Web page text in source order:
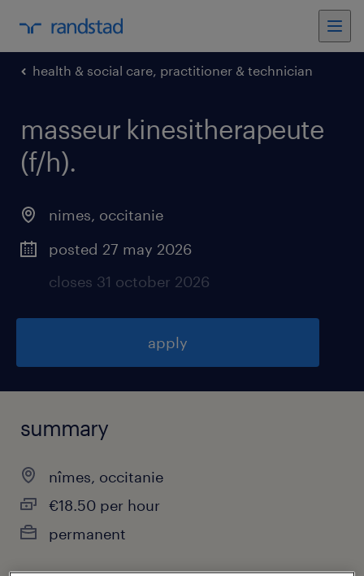
health & social care, practitioner & technician
masseur kinesitherapeute
(f/h).
nimes, occitanie
posted 27 may 2026
closes 31 october 2026
apply
summary
nîmes, occitanie
€18.50 per hour
permanent